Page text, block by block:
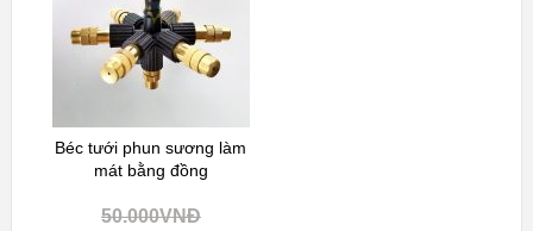
Béc tưới phun sương làm
mát bằng đồng
50.000VNĐ